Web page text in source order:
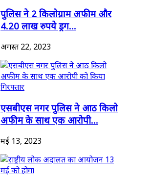
पुलिस ने 2 किलोग्राम अफीम और
4.20 लाख रुपये ड्रग...
अगस्त 22, 2023
एसबीएस नगर पुलिस ने आठ किलो
अफीम के साथ एक आरोपी...
मई 13, 2023